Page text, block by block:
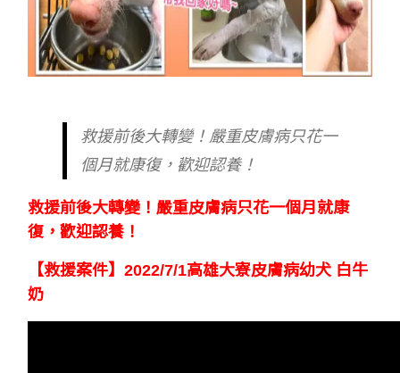
救援前後大轉變！嚴重皮膚病只花一
個月就康復，歡迎認養！
救援前後大轉變！嚴重皮膚病只花一個月就康
復，歡迎認養！
【救援案件】2022/7/1高雄大寮皮膚病幼犬 白牛
奶